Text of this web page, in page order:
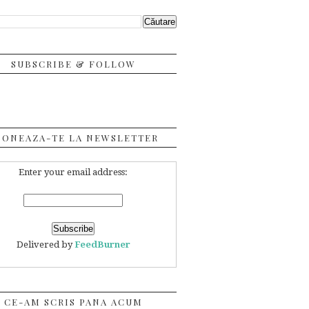
SUBSCRIBE & FOLLOW
TE LA NEWSLETTER
Enter your email address:
Delivered byFeedBurner
CE-AM SCRIS PANA ACUM